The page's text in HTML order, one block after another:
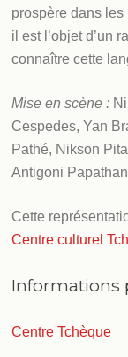
prospère dans
il est l’objet d’un
connaître cette
Mise en scène :
Cespedes, Yan
Pathé, Nikson
Antigoni
Cette
Centre culturel
Informations
Centre Tchèque